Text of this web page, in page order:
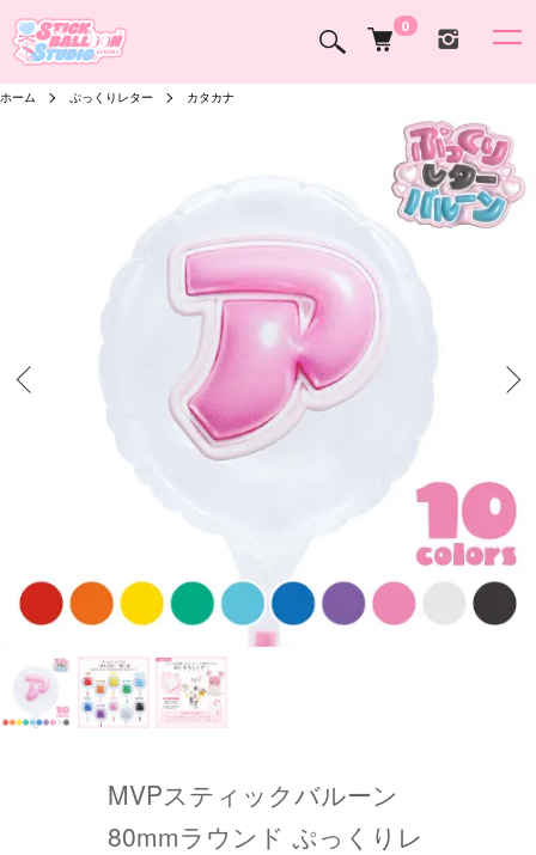
0
ホーム ぷっくりレター カタカナ
MVPスティックバルーン
80mmラウンド ぷっくりレ